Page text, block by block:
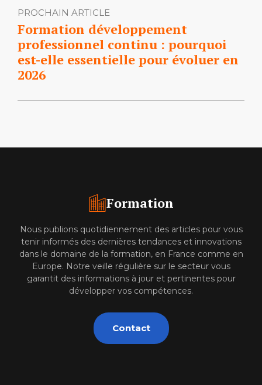
PROCHAIN ARTICLE
Formation développement
professionnel continu : pourquoi
est-elle essentielle pour évoluer en
2026
Formation
Nous publions quotidiennement des articles pour vous
tenir informés des dernières tendances et innovations
dans le domaine de la formation, en France comme en
Europe. Notre veille régulière sur le secteur vous
garantit des informations à jour et pertinentes pour
développer vos compétences.
Contact